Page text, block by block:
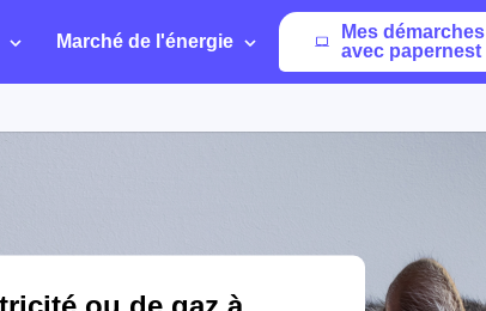
Marché de l'énergie
Mes démarches
avec papernest